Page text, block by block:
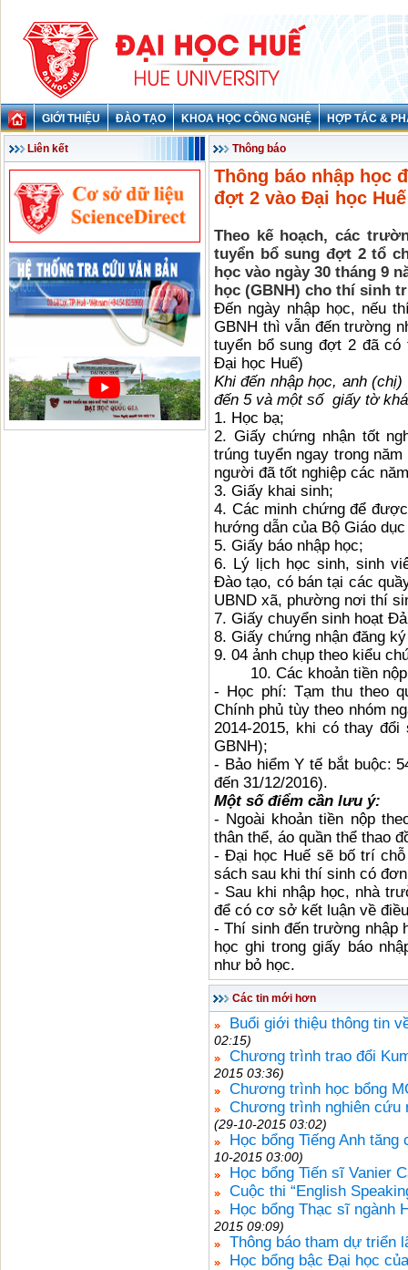
GIỚI THIỆU ĐÀO TẠO KHOA HỌC CÔNG NGHỆ HỢP TÁC &
Liên kết Thông báo
Thông báo nhập học
đợt 2 vào Đại học
Theo kế hoạch, các
tuyển bổ sung đợt 2 tổ
học vào ngày 30 tháng 9
học (GBNH) cho thí sinh
Đến ngày nhập học, nếu
GBNH thì vẫn đến trường
tuyển bổ sung đợt 2 đã có
Đại học Huế)
Khi đến nhập học, anh
đến 5 và một số giấy tờ
1. Học bạ;
2. Giấy chứng nhận tốt
trúng tuyển ngay trong
người đã tốt nghiệp các
3. Giấy khai sinh;
4. Các minh chứng để
hướng dẫn của Bộ Giáo
5. Giấy báo nhập học;
6. Lý lịch học sinh, sinh
Đào tạo, có bán tại các
UBND xã, phường nơi thí
7. Giấy chuyển sinh hoạt
8. Giấy chứng nhận đăng
9. 04 ảnh chụp theo kiểu
10. Các khoản tiền nộp
- Học phí: Tạm thu theo
Chính phủ tùy theo nhóm
2014-2015, khi có thay
GBNH);
- Bảo hiểm Y tế bắt buộc:
đến 31/12/2016).
Một số điểm cần lưu ý:
- Ngoài khoản tiền nộp
thân thể, áo quần thể thao
- Đại học Huế sẽ bố trí
sách sau khi thí sinh có
- Sau khi nhập học, nhà
để có cơ sở kết luận về
- Thí sinh đến trường nhập
học ghi trong giấy báo
như bỏ học.
Các tin mới hơn
Buổi giới thiệu thông tin
02:15)
Chương trình trao đổi
2015 03:36)
Chương trình học bổng
Chương trình nghiên cứu
(29-10-2015 03:02)
Học bổng Tiếng Anh
10-2015 03:00)
Học bổng Tiến sĩ Vanier
Cuộc thi “English
Học bổng Thạc sĩ ngành
2015 09:09)
Thông báo tham dự triển
Học bổng bậc Đại học